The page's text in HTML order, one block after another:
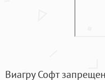
Виагру Софт